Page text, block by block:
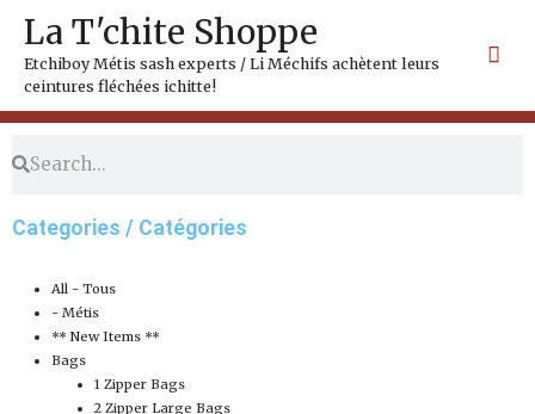
content
La T'chite Shoppe
Etchiboy Métis sash experts / Li Méchifs achètent leurs
ceintures fléchées ichitte!
Search
Categories / Catégories
All - Tous
- Métis
** New Items **
Bags
1 Zipper Bags
2 Zipper Large Bags